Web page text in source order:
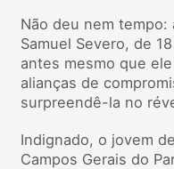
Não deu nem
Samuel Severo, de
antes mesmo que
alianças de
surpreendê-la no
Indignado, o jovem
Campos Gerais do